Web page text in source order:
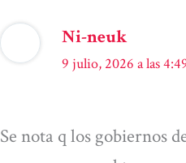
Ni-neuk
9 julio, 2026 a las
Se nota q los gobiernos